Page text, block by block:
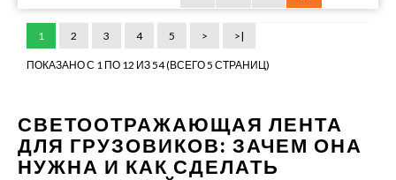
1 2 3 4 5 > >|
ПОКАЗАНО С 1 ПО 12 ИЗ 54 (ВСЕГО 5 СТРАНИЦ)
СВЕТООТРАЖАЮЩАЯ ЛЕНТА
ДЛЯ ГРУЗОВИКОВ: ЗАЧЕМ ОНА
НУЖНА И КАК СДЕЛАТЬ